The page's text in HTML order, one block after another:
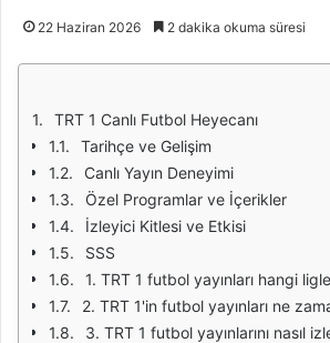
22 Haziran 2026 2 dakika okuma süresi
TRT 1 Canlı Futbol Heyecanı
Tarihçe ve Gelişim
Canlı Yayın Deneyimi
Özel Programlar ve İçerikler
İzleyici Kitlesi ve Etkisi
SSS
1. TRT 1 futbol yayınları hangi
2. TRT 1'in futbol yayınları ne
3. TRT 1 futbol yayınlarını nasıl